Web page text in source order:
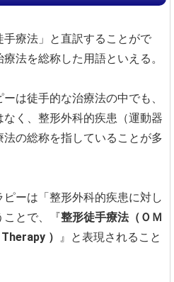
療法」と直訳することがで
法を総称した用語といえる。
は徒手的な治療法の中でも、
く、整形外科的疾患（運動器
の総称を指していることが多
ーは「整形外科的疾患に対し
ことで、『整形徒手療法（ＯＭ
） 』と表現されること